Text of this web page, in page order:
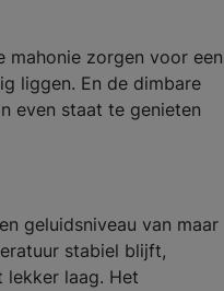
mahonie zorgen voor een
liggen. En de dimbare
even staat te genieten
geluidsniveau van maar
stabiel blijft,
lekker laag. Het